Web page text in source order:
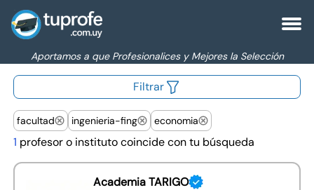
Aportamos a que Profesionalices y Mejores la Selección
Filtrar
facultad ingenieria-fing economia
1 profesor o instituto coincide con tu búsqueda
Academia TARIGO